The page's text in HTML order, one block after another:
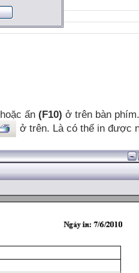
hoặc ấn (F10) ở trên bàn
ở trên. Là có thể in được